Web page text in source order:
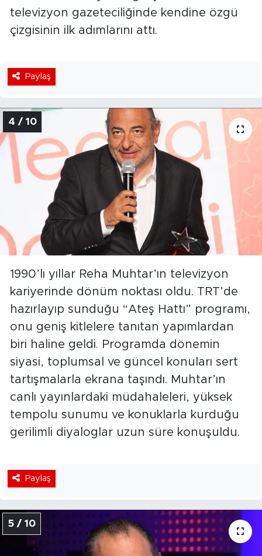
televizyon gazeteciliğinde kendine özgü
çizgisinin ilk adımlarını attı.
Paylaş
4 / 10
1990’lı yıllar Reha Muhtar’ın televizyon
kariyerinde dönüm noktası oldu. TRT’de
hazırlayıp sunduğu “Ateş Hattı” programı,
onu geniş kitlelere tanıtan yapımlardan
biri haline geldi. Programda dönemin
siyasi, toplumsal ve güncel konuları sert
tartışmalarla ekrana taşındı. Muhtar’ın
canlı yayınlardaki müdahaleleri, yüksek
tempolu sunumu ve konuklarla kurduğu
gerilimli diyaloglar uzun süre konuşuldu.
Paylaş
5 / 10